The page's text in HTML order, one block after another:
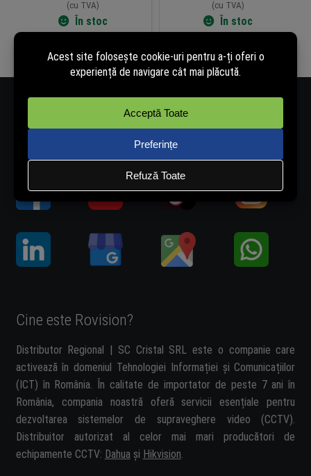
(cu TVA)
În stoc
Adaugă în coș
(cu TVA)
În stoc
Adaugă în coș
Număr de telefon - 0334.405.358
Ne găsești și pe:
Cine este Rovision?
Distributor Regional | SC Cristal SRL este o companie care
activează în domeniul Tehnologiei Informației și Comunicațiilor
(ICT) în România. În calitate de importator de peste 7 ani în
România, compania noastră oferă servicii esențiale pentru
dezvoltarea sistemelor de supraveghere video (CCTV).
Distribuitor autorizat al celor mai mari producători de
echipamente CCTV: Dahua și Hikvision.